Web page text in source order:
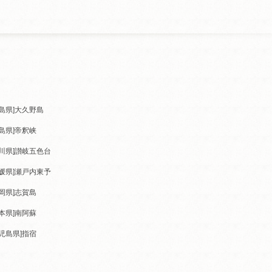
県]大久野島
県]帝釈峡
県]讃岐五色台
県]瀬戸内東予
県]志賀島
県]南阿蘇
島県]指宿